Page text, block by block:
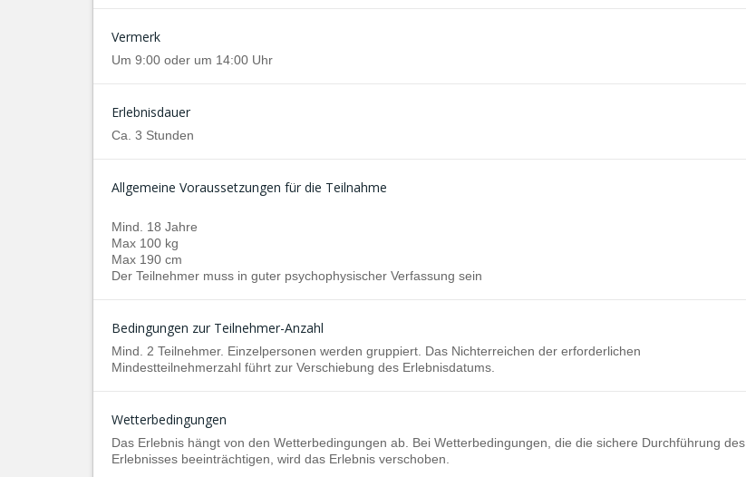
Vermerk
Um 9:00 oder um 14:00 Uhr
Erlebnisdauer
Ca. 3 Stunden
Allgemeine Voraussetzungen für die Teilnahme
Mind. 18 Jahre
Max 100 kg
Max 190 cm
Der Teilnehmer muss in guter psychophysischer Verfassung sein
Bedingungen zur Teilnehmer-Anzahl
Mind. 2 Teilnehmer. Einzelpersonen werden gruppiert. Das Nichterreichen der erforderlichen
Mindestteilnehmerzahl führt zur Verschiebung des Erlebnisdatums.
Wetterbedingungen
Das Erlebnis hängt von den Wetterbedingungen ab. Bei Wetterbedingungen, die die sichere Durchführung des
Erlebnisses beeinträchtigen, wird das Erlebnis verschoben.